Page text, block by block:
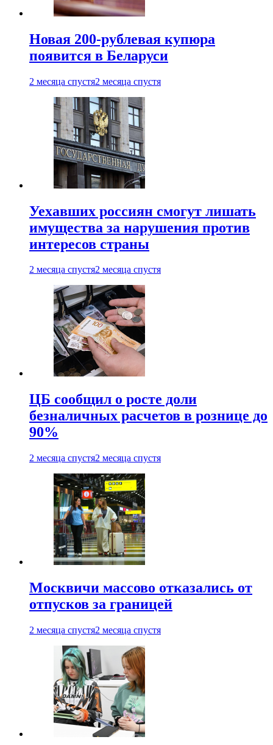
Новая 200-рублевая купюра
появится в Беларуси
2 месяца спустя2 месяца спустя
Уехавших россиян смогут лишать
имущества за нарушения против
интересов страны
2 месяца спустя2 месяца спустя
ЦБ сообщил о росте доли
безналичных расчетов в рознице до
90%
2 месяца спустя2 месяца спустя
Москвичи массово отказались от
отпусков за границей
2 месяца спустя2 месяца спустя